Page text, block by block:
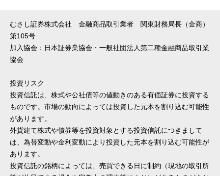
むさし証券株式会社 金融商品取引業者 関東財務局長（金商）
第105号
加入協会：日本証券業協会・一般社団法人第二種金融商品取引業
協会
投資リスク
投資信託は、株式や公社債等の値動きのある有価証券に投資する
ものです。市場の動向によっては投資した元本を割り込む可能性
があります。
外貨建て株式や債券等を投資対象とする投資信託につきまして
は、為替変動や金利変動により投資した元本を割り込む可能性が
あります。
投資信託の銘柄によっては、売買できる日に制約（現地の取引所